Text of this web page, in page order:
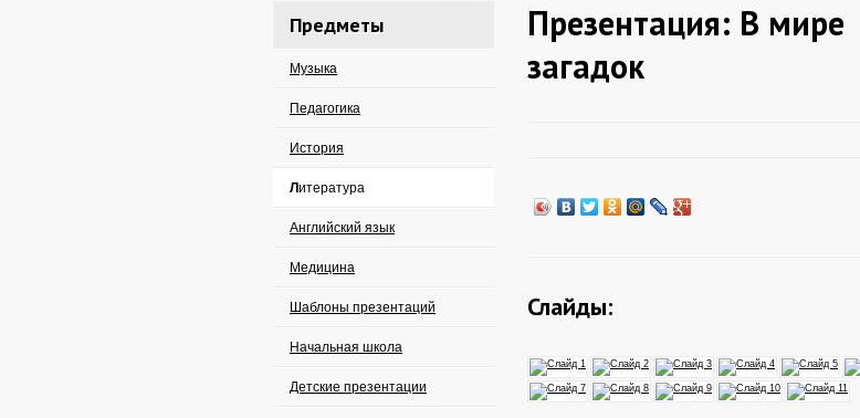
Предметы
Музыка
Педагогика
История
Литература
Английский язык
Медицина
Шаблоны презентаций
Начальная школа
Детские презентации
Презентация: В мире
загадок
Слайды: